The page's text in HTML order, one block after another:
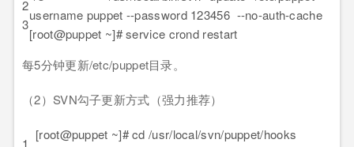
2
3
username puppet --password 123456 --no-auth-cache
[root@puppet ~]# service crond restart
每5分钟更新/etc/puppet目录。
（2）SVN勾子更新方式（强力推荐）
1
[root@puppet ~]# cd /usr/local/svn/puppet/hooks